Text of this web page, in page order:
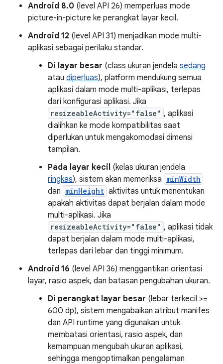
Android 8.0 (level API 26) memperluas mode
picture-in-picture ke perangkat layar kecil.
Android 12 (level API 31) menjadikan mode multi-
aplikasi sebagai perilaku standar.
Di layar besar (class ukuran jendela sedang
atau diperluas), platform mendukung semua
aplikasi dalam mode multi-aplikasi, terlepas
dari konfigurasi aplikasi. Jika
resizeableActivity="false" , aplikasi
dialihkan ke mode kompatibilitas saat
diperlukan untuk mengakomodasi dimensi
tampilan.
Pada layar kecil (kelas ukuran jendela
ringkas), sistem akan memeriksa minWidth
dan minHeight aktivitas untuk menentukan
apakah aktivitas dapat berjalan dalam mode
multi-aplikasi. Jika
resizeableActivity="false" , aplikasi tidak
dapat berjalan dalam mode multi-aplikasi,
terlepas dari lebar dan tinggi minimum.
Android 16 (level API 36) menggantikan orientasi
layar, rasio aspek, dan batasan pengubahan ukuran.
Di perangkat layar besar (lebar terkecil >=
600 dp), sistem mengabaikan atribut manifes
dan API runtime yang digunakan untuk
membatasi orientasi, rasio aspek, dan
kemampuan mengubah ukuran aplikasi,
sehingga mengoptimalkan pengalaman